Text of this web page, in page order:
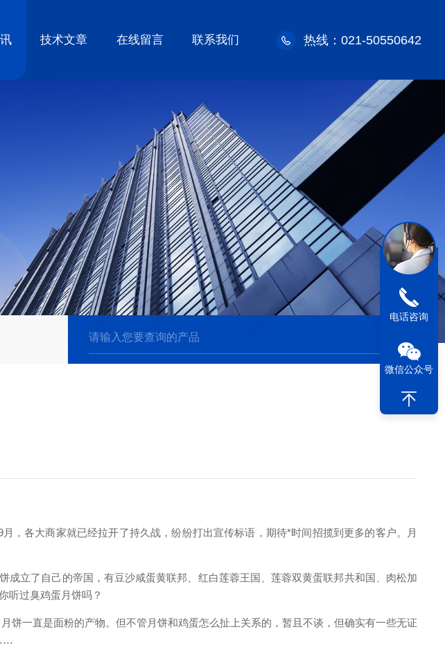
技术文章 在线留言 联系我们 热线：021-50550642
月，各大商家就已经拉开了持久战，纷纷打出宣传标语，期待*时间招揽到更多的客户。月
立了自己的帝国，有豆沙咸蛋黄联邦、红白莲蓉王国、莲蓉双黄蛋联邦共和国、肉松加
听过臭鸡蛋月饼吗？
一直是面粉的产物。但不管月饼和鸡蛋怎么扯上关系的，暂且不谈，但确实有一些无证
电话咨询
微信公众号